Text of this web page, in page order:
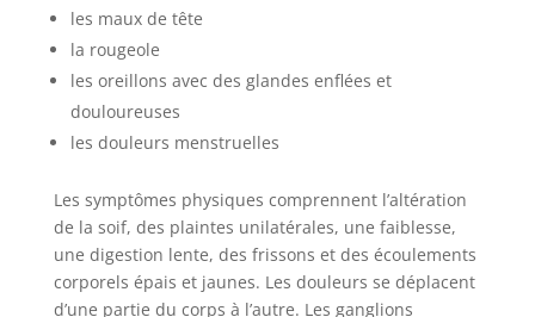
les maux de tête
la rougeole
les oreillons avec des glandes enflées et
douloureuses
les douleurs menstruelles
Les symptômes physiques comprennent l’altération
de la soif, des plaintes unilatérales, une faiblesse,
une digestion lente, des frissons et des écoulements
corporels épais et jaunes. Les douleurs se déplacent
d’une partie du corps à l’autre. Les ganglions